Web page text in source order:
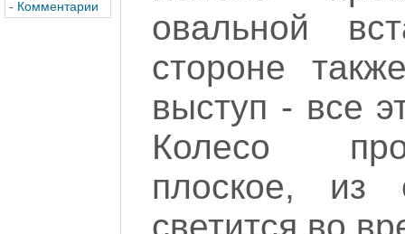
- Комментарии
овальной
стороне
выступ - все
Колесо
плоское, из